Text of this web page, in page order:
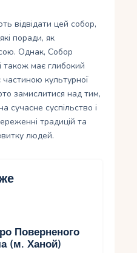
відвідати цей собор,
поради, як
Однак, Собор
також має глибокий
частиною культурної
замислитися над тим,
сучасне суспільство і
традицій та
людей.
Поверненого
(м. Ханой)